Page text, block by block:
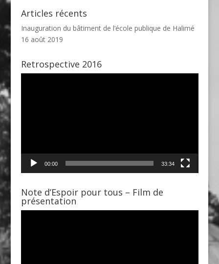
Articles récents
Inauguration du bâtiment de l’école publique de Halimé
16 août 2019
Retrospective 2016
00:00 33:34
Note d’Espoir pour tous – Film de
présentation